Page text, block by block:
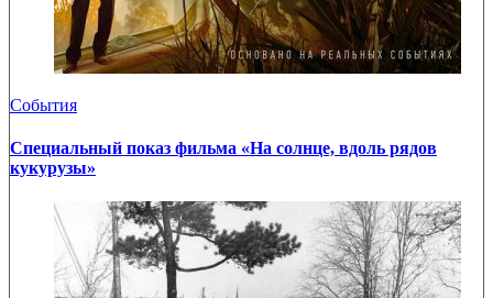
События
Специальный показ фильма «На солнце, вдоль рядов
кукурузы»